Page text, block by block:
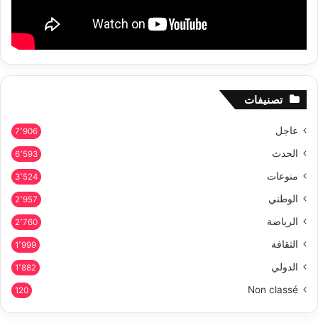
تصنيفات
عاجل 7٬906
الحدث 6٬593
منوعات 3٬524
الوطني 2٬957
الرياضة 2٬760
الثقافة 1٬999
الدولي 1٬882
Non classé
120